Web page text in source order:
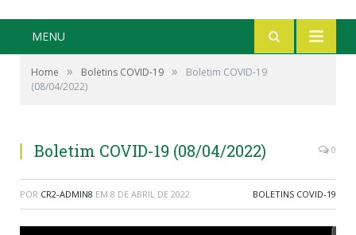
MENU
Home » Boletins COVID-19 »
Boletim COVID-19
(08/04/2022)
Boletim COVID-19 (08/04/2022) 0
POR CR2-ADMIN8 EM 8 DE ABRIL DE 2022 BOLETINS COVID-19